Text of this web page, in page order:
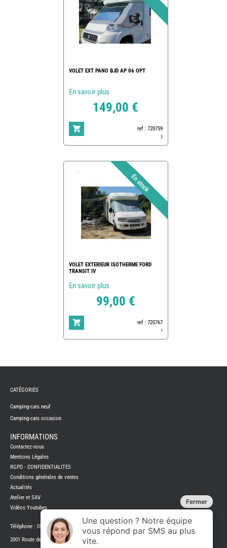
VOLET EXT PANO BJD AP 06 OPT
En savoir plus
149,00 €
ref : 720759
2
VOLET EXTERIEUR ISOTHERME FORD
TRANSIT IV
En savoir plus
99,00 €
ref : 720767
1
CAMPING-
NEUFS
CAMPING-
CAMPING-
BENIMAR
CAMPING-
CARADO
CAMPING-
ITINEO
CAMPING-
CATÉGORIES
Camping-cars neuf
Camping-cars occasion
INFORMATIONS
Contactez-nous
Mentions Légales
RGPD - CONFIDENTIALITES
Conditions générales de ventes
Actualités
Atelier et SAV
Vidéos Youtubes
Téléphone : 05 45 31 05 58
2001 Route de montjean 16700 Ruffec